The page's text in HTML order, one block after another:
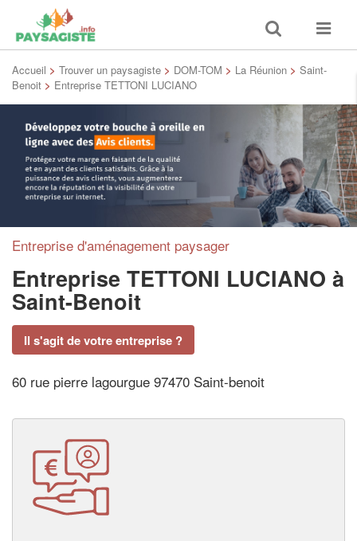
Toggle
search
Toggle
Accueil > Trouver un paysagiste > DOM-TOM > La Réunion > Saint-
Benoit > Entreprise TETTONI LUCIANO
Entreprise d'aménagement paysager
Entreprise TETTONI LUCIANO à
Saint-Benoit
Il s'agit de votre entreprise ?
60 rue pierre lagourgue 97470 Saint-benoit